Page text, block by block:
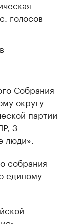
голосов
Собрания
округу
партии
3 –
люди».
собрания
единому